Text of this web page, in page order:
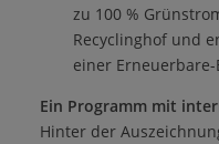
zu 100 %
Recyclinghof und
einer Erneuerbare-
Ein Programm mit
Hinter der